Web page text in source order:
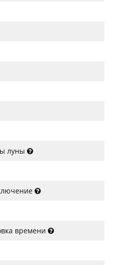
луны
времени